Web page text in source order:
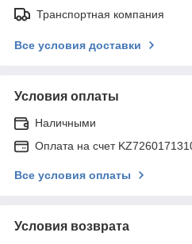
Транспортная компания
Все условия доставки
Условия оплаты
Наличными
Оплата на счет
Все условия оплаты
Условия возврата